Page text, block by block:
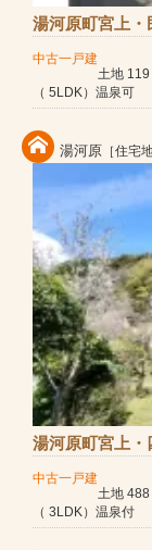
湯河原町宮上・
中古一戸建
土地 119
（ 5LDK）温泉可
湯河原 ［住宅
湯河原町宮上・
中古一戸建
土地 488
（ 3LDK）温泉付